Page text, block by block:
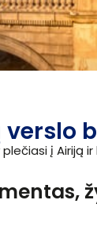
verslo
į Airiją